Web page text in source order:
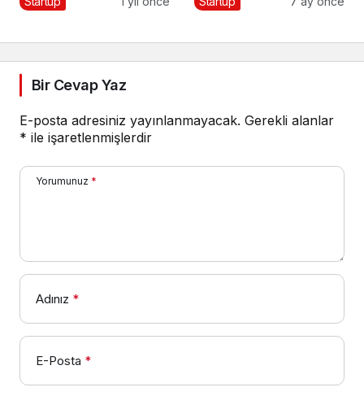
Bir Cevap Yaz
E-posta adresiniz yayınlanmayacak. Gerekli alanlar
* ile işaretlenmişlerdir
Yorumunuz *
Adınız *
E-Posta *